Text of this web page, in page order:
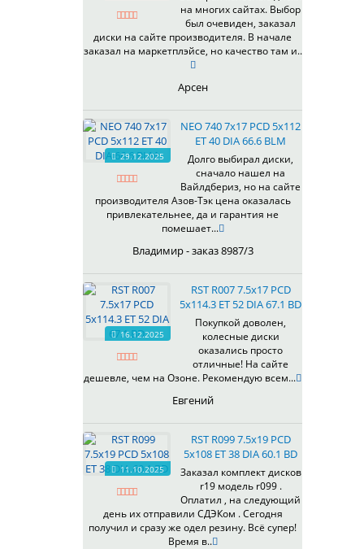
337
401
408
410
411
414
417
423
426
428
429
430
433
438
503
505
508
511
67,1
70,1
72,6
73,1
74,1
75.1
78.1
98
98,1
MG
MGM
OrD
SL
W
WB
WD
на многих сайтах. Выбор
был очевиден, заказал
диски на сайте производителя. В начале
заказал на маркетплэйсе, но качество там и..
Арсен
29.12.2025
NEO 740 7x17 PCD 5x112
ET 40 DIA 66.6 BLM
Долго выбирал диски,
сначало нашел на
Вайлдбериз, но на сайте
производителя Азов-Тэк цена оказалась
привлекательнее, да и гарантия не
помешает...
Владимир - заказ 8987/3
16.12.2025
RST R007 7.5x17 PCD
5x114.3 ET 52 DIA 67.1 BD
Покупкой доволен,
колесные диски
оказались просто
отличные! На сайте
дешевле, чем на Озоне. Рекомендую всем...
Евгений
11.10.2025
RST R099 7.5x19 PCD
5x108 ET 38 DIA 60.1 BD
Заказал комплект дисков
r19 модель r099 .
Оплатил , на следующий
день их отправили СДЭКом . Сегодня
получил и сразу же одел резину. Всё супер!
Время в..